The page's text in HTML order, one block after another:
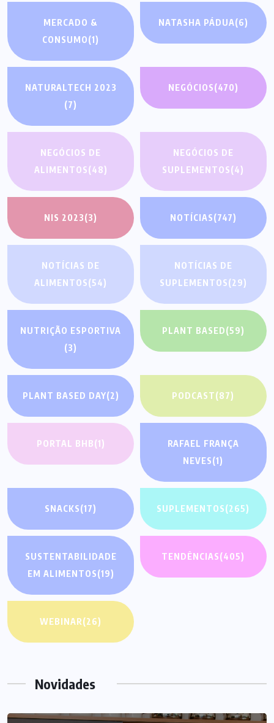
MERCADO &
CONSUMO(1)
NATASHA PÁDUA(6)
NATURALTECH 2023
(7)
NEGÓCIOS(470)
NEGÓCIOS DE
ALIMENTOS(48)
NEGÓCIOS DE
SUPLEMENTOS(4)
NIS 2023(3) NOTÍCIAS(747)
NOTÍCIAS DE
ALIMENTOS(54)
NOTÍCIAS DE
SUPLEMENTOS(29)
NUTRIÇÃO ESPORTIVA
(3)
PLANT BASED(59)
PLANT BASED DAY(2) PODCAST(87)
PORTAL BHB(1)
RAFAEL FRANÇA
NEVES(1)
SNACKS(17) SUPLEMENTOS(265)
SUSTENTABILIDADE
EM ALIMENTOS(19)
TENDÊNCIAS(405)
WEBINAR(26)
Novidades